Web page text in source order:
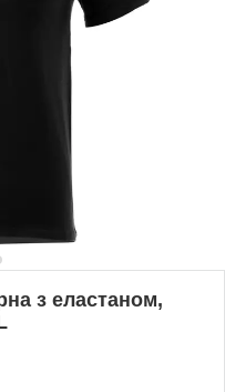
з еластаном,